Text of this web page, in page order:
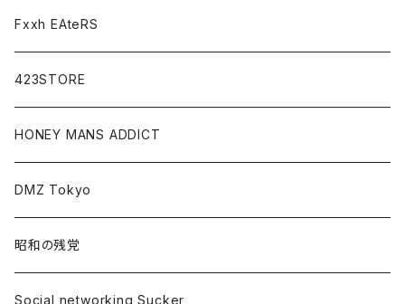
Fxxh EAteRS
423STORE
HONEY MANS ADDICT
DMZ Tokyo
昭和の残党
Social networking Sucker